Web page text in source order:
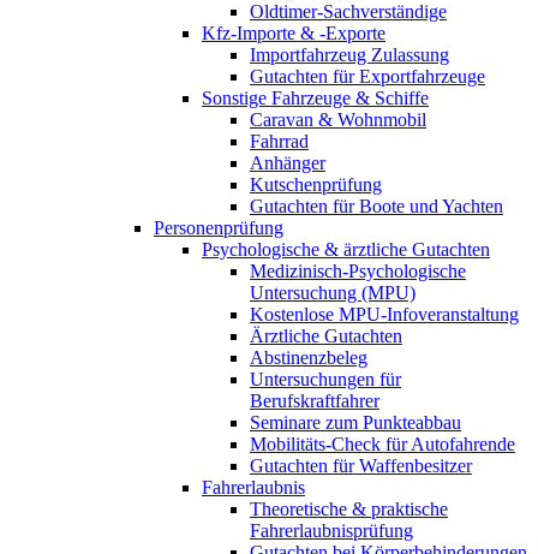
Oldtimer-Sachverständige
Kfz-Importe & -Exporte
Importfahrzeug Zulassung
Gutachten für Exportfahrzeuge
Sonstige Fahrzeuge & Schiffe
Caravan & Wohnmobil
Fahrrad
Anhänger
Kutschenprüfung
Gutachten für Boote und Yachten
Personenprüfung
Psychologische & ärztliche Gutachten
Medizinisch-Psychologische
Untersuchung (MPU)
Kostenlose MPU-Infoveranstaltung
Ärztliche Gutachten
Abstinenzbeleg
Untersuchungen für
Berufskraftfahrer
Seminare zum Punkteabbau
Mobilitäts-Check für Autofahrende
Gutachten für Waffenbesitzer
Fahrerlaubnis
Theoretische & praktische
Fahrerlaubnisprüfung